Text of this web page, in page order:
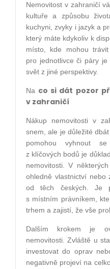
Nemovitost v zahraničí
kultuře a způsobu
kuchyni, zvyky i jazyk a
který máte kdykoliv k
místo, kde mohou
pro jednotlivce či páry
svět z jiné perspektivy.
Na co si dát pozor
v zahraničí
Nákup nemovitosti v
snem, ale je důležité
pomohou vyhnout se
z klíčových bodů je
nemovitosti. V
ohledně vlastnictví nebo
od těch českých. Je
s místním právníkem,
trhem a zajistí, že vše
Dalším krokem je
nemovitosti. Zvláště u
investovat do oprav
negativně projeví na